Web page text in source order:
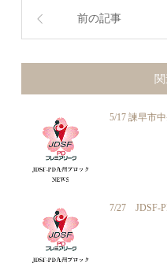
前の記事
5/17 諫早市
7/27 JDSF-